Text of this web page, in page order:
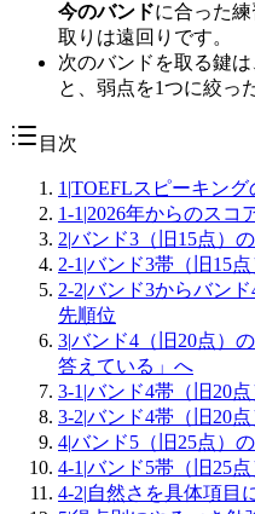
今のバンドに合った
取りは遠回りです。
次のバンドを取る鍵
と、弱点を1つに絞っ
目次
1 |TOEFLスピーキン
1-1 |2026年からのスコ
2|バンド3（旧15点）
2-1 |バンド3帯（旧15
2-2|バンド3からバン
先順位
3|バンド4（旧20点）
答えている」へ
3-1 |バンド4帯（旧20
3-2|バンド4帯（旧20
4|バンド5（旧25点）
4-1 |バンド5帯（旧25
4-2|自然さを具体項目